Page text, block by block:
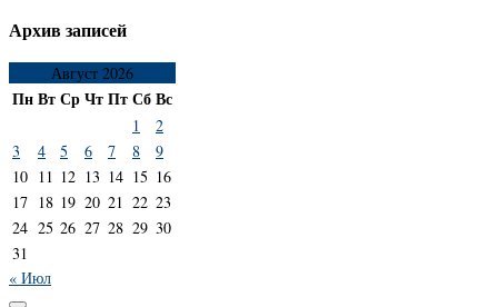
Архив записей
Август 2026
ПнВтСрЧтПтСбВс
1
2
3
4 5 6 7 8
9
10 11 12 13 14 15 16
17 18 19 20 21 22 23
24 25 26 27 28 29 30
31
« Июл